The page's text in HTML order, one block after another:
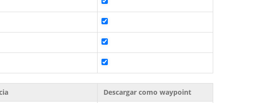
Descargar como waypoint